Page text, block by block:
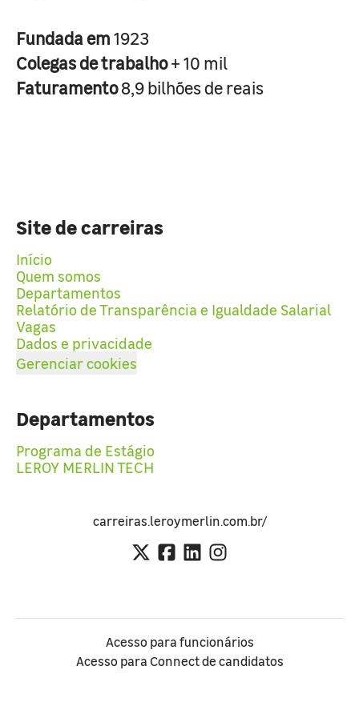
Fundada em1923
Colegas de trabalho+ 10 mil
Faturamento8,9 bilhões de reais
Site de carreiras
Início
Quem somos
Departamentos
Relatório de Transparência e Igualdade Salarial
Vagas
Dados e privacidade
Gerenciar cookies
Departamentos
Programa de Estágio
LEROY MERLIN TECH
carreiras.leroymerlin.com.br/
Acesso para funcionários
Acesso para Connect de candidatos